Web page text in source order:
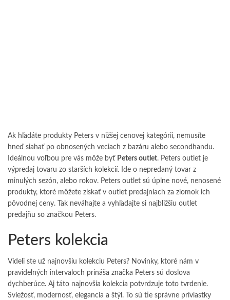
Ak hľadáte produkty Peters v nižšej cenovej kategórii, nemusíte
hneď siahať po obnosených veciach z bazáru alebo secondhandu.
Ideálnou voľbou pre vás môže byť Peters outlet. Peters outlet je
výpredaj tovaru zo starších kolekcií. Ide o nepredaný tovar z
minulých sezón, alebo rokov. Peters outlet sú úplne nové, nenosené
produkty, ktoré môžete získať v outlet predajniach za zlomok ich
pôvodnej ceny. Tak neváhajte a vyhľadajte si najbližšiu outlet
predajňu so značkou Peters.
Peters kolekcia
Videli ste už najnovšiu kolekciu Peters? Novinky, ktoré nám v
pravidelných intervaloch prináša značka Peters sú doslova
dychberúce. Aj táto najnovšia kolekcia potvrdzuje toto tvrdenie.
Sviežosť, modernosť, elegancia a štýl. To sú tie správne prívlastky